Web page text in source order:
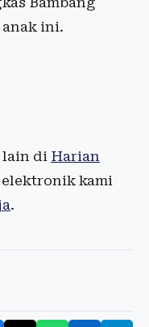
ini.
lain di Harian
elektronik kami
.